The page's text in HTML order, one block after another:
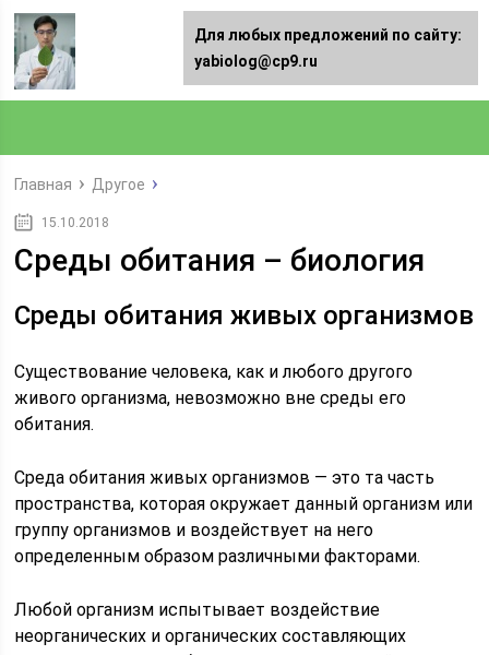
Главная Другое
15.10.2018
Среды обитания – биология
Среды обитания живых организмов
Существование человека, как и любого другого
живого организма, невозможно вне среды его
обитания.
Среда обитания живых организмов — это та часть
пространства, которая окружает данный организм или
группу организмов и воздействует на него
определенным образом различными факторами.
Любой организм испытывает воздействие
неорганических и органических составляющих
Для любых предложений по сайту:
yabiolog@cp9.ru